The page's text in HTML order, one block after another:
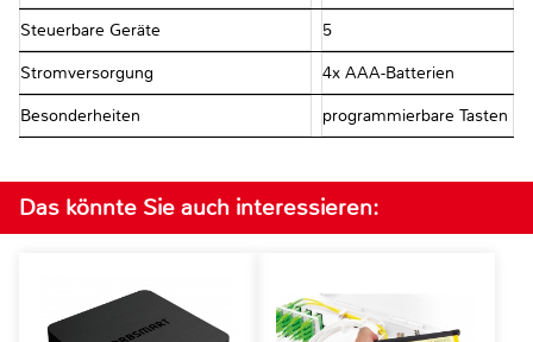
Steuerbare Geräte 5
Stromversorgung 4x AAA-Batterien
Besonderheiten programmierbare Tasten
Das könnte Sie auch interessieren: